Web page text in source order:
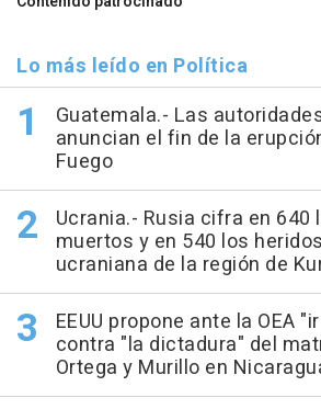
Lo más leído en Política
Guatemala.- Las
anuncian el fin de la
Fuego
Ucrania.- Rusia cifra en 640
muertos y en 540 los
ucraniana de la región de
EEUU propone ante la OEA
contra "la dictadura" del
Ortega y Murillo en